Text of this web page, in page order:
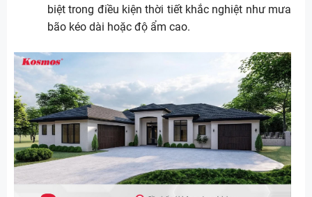
biệt trong điều kiện thời tiết khắc nghiệt như mưa
bão kéo dài hoặc độ ẩm cao.